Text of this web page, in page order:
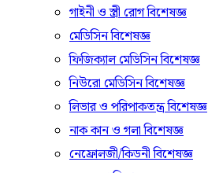
গাইনী ও স্ত্রী রোগ বিশেষজ্ঞ
মেডিসিন বিশেষজ্ঞ
ফিজিক্যাল মেডিসিন বিশেষজ্ঞ
নিউরো মেডিসিন বিশেষজ্ঞ
লিভার ও পরিপাকতন্ত্র বিশেষজ্ঞ
নাক কান ও গলা বিশেষজ্ঞ
নেফ্রোলজী/কিডনী বিশেষজ্ঞ